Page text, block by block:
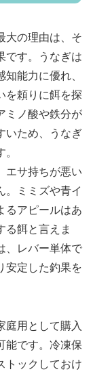
大の理由は、そ
です。うなぎは
能力に優れ、
を頼りに餌を探
ミノ酸や鉄分が
いため、うなぎ
エサ持ちが悪い
。ミミズや青イ
るアピールはあ
る餌と言えま
、レバー単体で
安定した釣果を
庭用として購入
能です。冷凍保
トックしておけ